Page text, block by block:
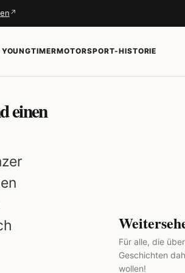
↗
MOTORSPORT-HISTORIE
einen
Für alle, die
Geschichten
wollen!